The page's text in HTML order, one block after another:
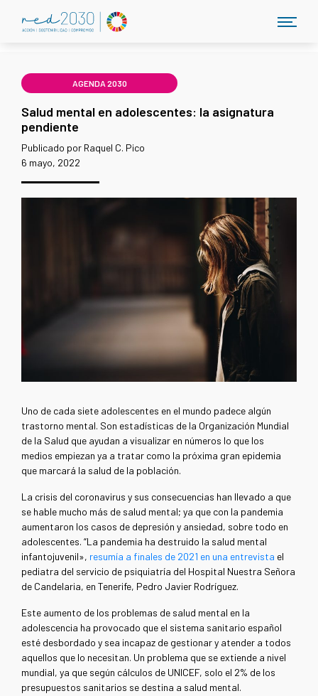
AGENDA 2030
Salud mental en adolescentes: la asignatura
pendiente
Publicado por Raquel C. Pico
6 mayo, 2022
Uno de cada siete adolescentes en el mundo padece algún
trastorno mental. Son estadísticas de la Organización Mundial
de la Salud que ayudan a visualizar en números lo que los
medios empiezan ya a tratar como la próxima gran epidemia
que marcará la salud de la población.
La crisis del coronavirus y sus consecuencias han llevado a que
se hable mucho más de salud mental; ya que con la pandemia
aumentaron los casos de depresión y ansiedad, sobre todo en
adolescentes. “La pandemia ha destruido la salud mental
infantojuvenil», resumía a finales de 2021 en una entrevista el
pediatra del servicio de psiquiatría del Hospital Nuestra Señora
de Candelaria, en Tenerife, Pedro Javier Rodríguez.
Este aumento de los problemas de salud mental en la
adolescencia ha provocado que el sistema sanitario español
esté desbordado y sea incapaz de gestionar y atender a todos
aquellos que lo necesitan. Un problema que se extiende a nivel
mundial, ya que según cálculos de UNICEF, solo el 2% de los
presupuestos sanitarios se destina a salud mental.